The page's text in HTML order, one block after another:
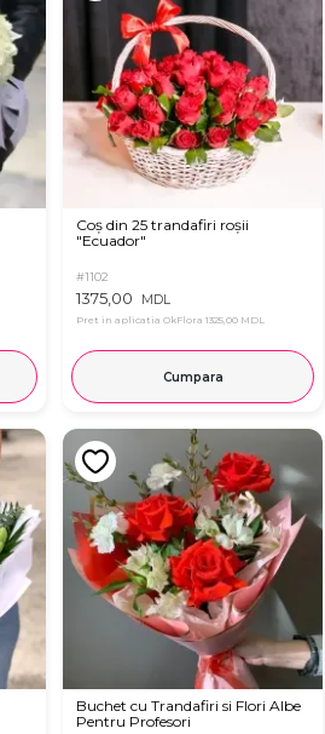
Coș din 25 trandafiri roșii
"Ecuador"
#1102
1375,00 MDL
Pret in aplicatia OkFlora 1325,00 MDL
Cumpara
Buchet cu Trandafiri si Flori Albe
Pentru Profesori